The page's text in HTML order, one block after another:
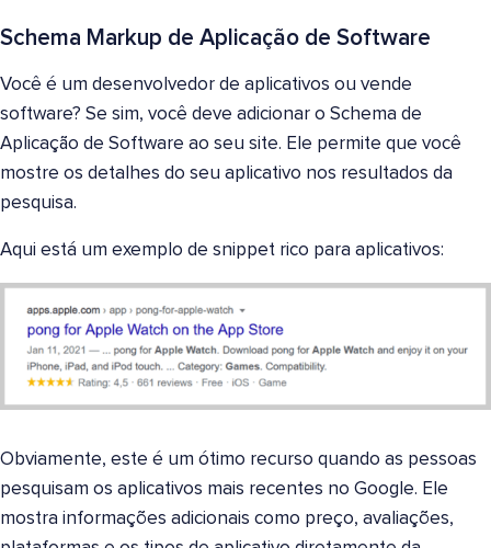
Schema Markup de Aplicação de Software
Você é um desenvolvedor de aplicativos ou vende
software? Se sim, você deve adicionar o Schema de
Aplicação de Software ao seu site. Ele permite que você
mostre os detalhes do seu aplicativo nos resultados da
pesquisa.
Aqui está um exemplo de snippet rico para aplicativos:
Obviamente, este é um ótimo recurso quando as pessoas
pesquisam os aplicativos mais recentes no Google. Ele
mostra informações adicionais como preço, avaliações,